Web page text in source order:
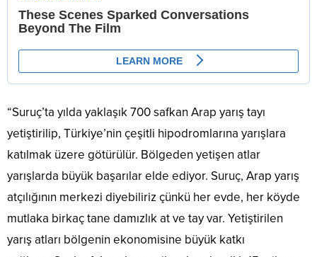
“Suruç’ta yılda yaklaşık 700 safkan Arap yarış tayı
yetiştirilip, Türkiye’nin çeşitli hipodromlarına yarışlara
katılmak üzere götürülür. Bölgeden yetişen atlar
yarışlarda büyük başarılar elde ediyor. Suruç, Arap yarış
atçılığının merkezi diyebiliriz çünkü her evde, her köyde
mutlaka birkaç tane damızlık at ve tay var. Yetiştirilen
yarış atları bölgenin ekonomisine büyük katkı